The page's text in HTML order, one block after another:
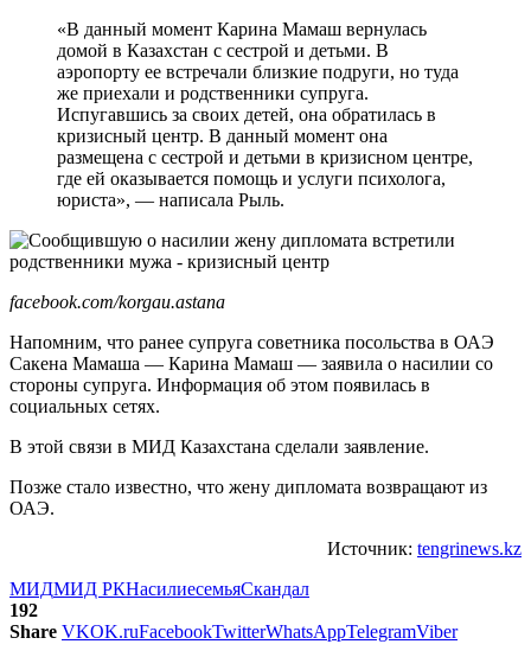
«В данный момент Карина Мамаш вернулась
домой в Казахстан с сестрой и детьми. В
аэропорту ее встречали близкие подруги, но туда
же приехали и родственники супруга.
Испугавшись за своих детей, она обратилась в
кризисный центр. В данный момент она
размещена с сестрой и детьми в кризисном центре,
где ей оказывается помощь и услуги психолога,
юриста», — написала Рыль.
facebook.com/korgau.astana
Напомним, что ранее супруга советника посольства в ОАЭ
Сакена Мамаша — Карина Мамаш — заявила о насилии со
стороны супруга. Информация об этом появилась в
социальных сетях.
В этой связи в МИД Казахстана сделали заявление.
Позже стало известно, что жену дипломата возвращают из
ОАЭ.
Источник: tengrinews.kz
МИДМИД РКНасилиесемьяСкандал
192
Share VKOK.ruFacebookTwitterWhatsAppTelegramViber